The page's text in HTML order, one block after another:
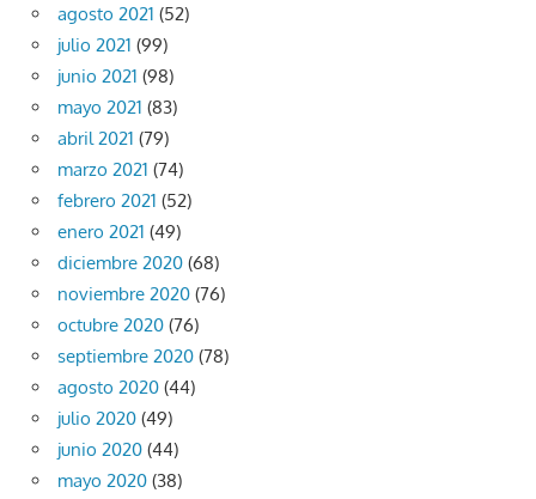
agosto 2021 (52)
julio 2021 (99)
junio 2021 (98)
mayo 2021 (83)
abril 2021 (79)
marzo 2021 (74)
febrero 2021 (52)
enero 2021 (49)
diciembre 2020 (68)
noviembre 2020 (76)
octubre 2020 (76)
septiembre 2020 (78)
agosto 2020 (44)
julio 2020 (49)
junio 2020 (44)
mayo 2020 (38)